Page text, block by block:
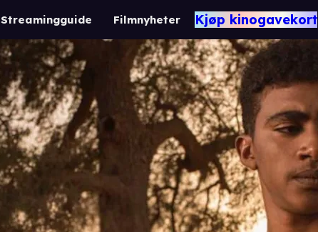
Streamingguide Filmnyheter Kjøp kinogavekort